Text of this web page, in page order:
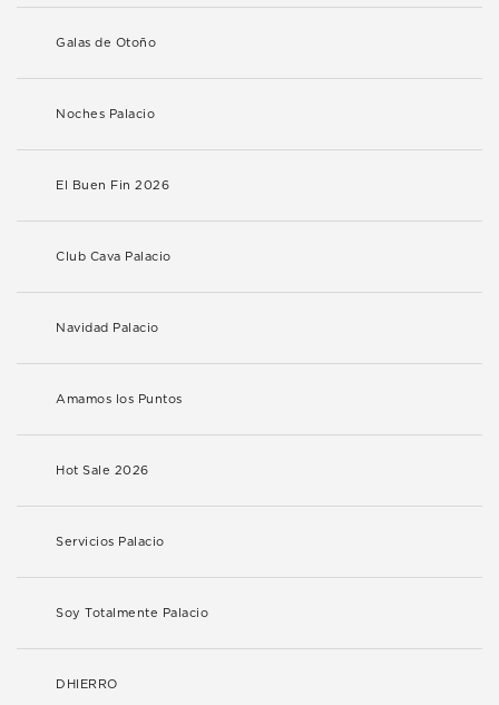
Galas de Otoño
Noches Palacio
El Buen Fin 2026
Club Cava Palacio
Navidad Palacio
Amamos los Puntos
Hot Sale 2026
Servicios Palacio
Soy Totalmente Palacio
DHIERRO